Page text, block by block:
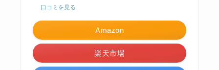
口コミを見る
Amazon
楽天市場